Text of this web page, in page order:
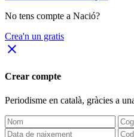
No tens compte a Nació?
Crea'n un gratis
close
Crear compte
Periodisme en català, gràcies a